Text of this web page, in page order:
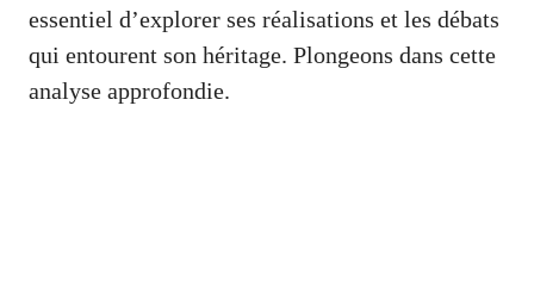
essentiel d’explorer ses réalisations et les débats
qui entourent son héritage. Plongeons dans cette
analyse approfondie.